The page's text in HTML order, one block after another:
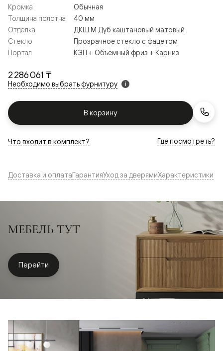
2 286 061 ₸
Необходимо выбрать фурнитуру i
В корзину
Кромка
Обычная
Толщина полотна
40 мм
Отделка
ДКШ.М Дуб каштановый матовый
Стекло
Прозрачное стекло с фацетом
Портал
КЭП + Объёмный фриз + Карниз
Что входит в комплект? Где посмотреть?
Доставка и оплатаГарантияУход за дверямиХарактеристики
МЕБЕЛЬ ТУТ
Перейти